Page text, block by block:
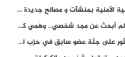
عيد العرش.. تعزيز البنية الأمنية بمنشآت و مصالح جديدة بكل من الحسيمة – فاس و الناظور
الملك محمد السادس: لم أبحث عن مجد شخصي.. وهَمي كرامة المغاربة
استنفار امني بعد العثور على جثة عضو سابق في حزب المصباح بالقنيطرة..